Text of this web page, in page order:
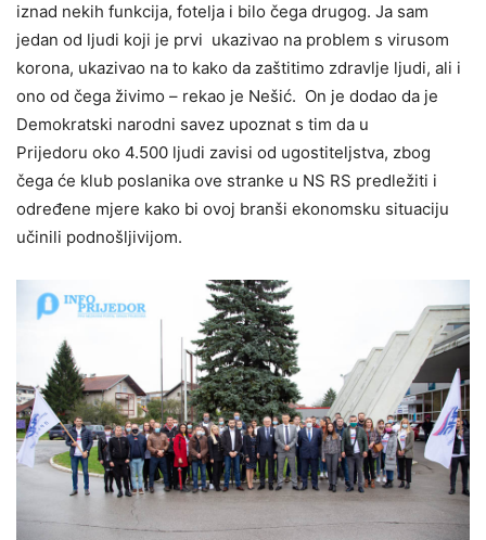
iznad nekih funkcija, fotelja i bilo čega drugog. Ja sam
jedan od ljudi koji je prvi ukazivao na problem s virusom
korona, ukazivao na to kako da zaštitimo zdravlje ljudi, ali i
ono od čega živimo – rekao je Nešić. On je dodao da je
Demokratski narodni savez upoznat s tim da u
Prijedoru oko 4.500 ljudi zavisi od ugostiteljstva, zbog
čega će klub poslanika ove stranke u NS RS predležiti i
određene mjere kako bi ovoj branši ekonomsku situaciju
učinili podnošljivijom.